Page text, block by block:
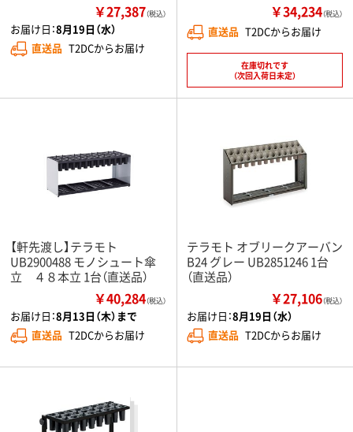
￥27,387（税込）
お届け日：8月19日（水）
直送品 T2DCからお届け
￥34,234（税込）
直送品 T2DCからお届け
在庫切れです
（次回入荷日未定）
【軒先渡し】テラモト
UB2900488 モノシュート傘
立 ４８本立 1台（直送品）
￥40,284（税込）
お届け日：8月13日（木）まで
直送品 T2DCからお届け
テラモト オブリークアーバン
B24 グレー UB2851246 1台
（直送品）
￥27,106（税込）
お届け日：8月19日（水）
直送品 T2DCからお届け